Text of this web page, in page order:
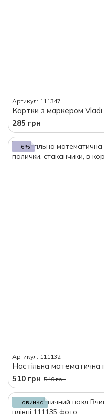
Артикул: 111347
285 грн
−6%
Артикул: 111132
510 грн 540 грн
Новинка